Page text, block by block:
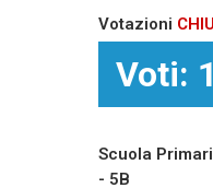
Votazioni
Voti: 1
Scuola
- 5B